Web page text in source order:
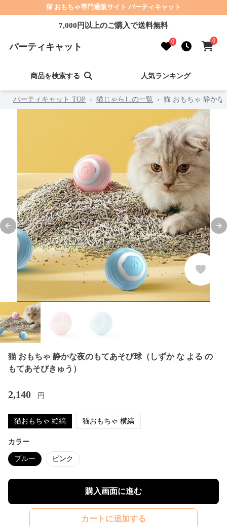
猫 おもちゃ専門通販サイト パーティキャット
7,000円以上のご購入で送料無料
パーティキャット 0 0
商品を検索する 人気ランキング
パーティキャット TOP › 猫じゃらしの一覧 › 猫 おもちゃ 静かな
Previous slide
猫 おもちゃ 静かな夜のもてあそび球（しずか な よる の
もてあそびきゅう）
2,140 円
猫おもちゃ 縦縞 猫おもちゃ 横縞
カラー
ブルー ピンク
購入画面に進む
カートに追加する